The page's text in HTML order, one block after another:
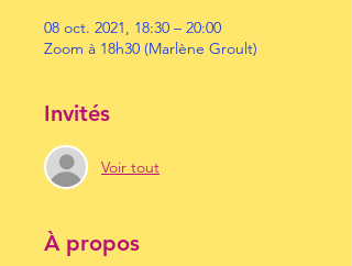
08 oct. 2021, 18:30 – 20:00
Zoom à 18h30 (Marlène Groult)
Invités
Voir tout
À propos